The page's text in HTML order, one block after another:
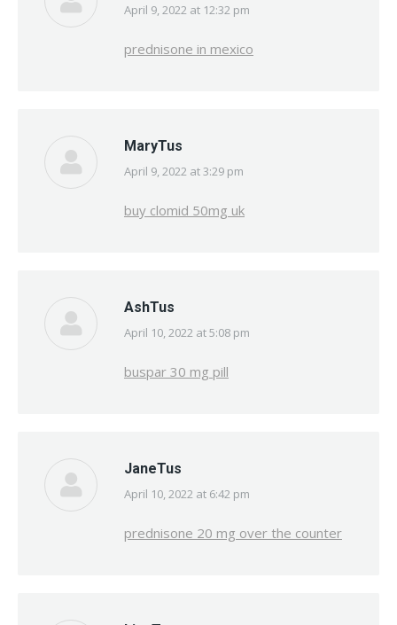
says:
April 9, 2022 at 12:32 pm
prednisone in mexico
MaryTus
says:
April 9, 2022 at 3:29 pm
buy clomid 50mg uk
AshTus
says:
April 10, 2022 at 5:08 pm
buspar 30 mg pill
JaneTus
says:
April 10, 2022 at 6:42 pm
prednisone 20 mg over the counter